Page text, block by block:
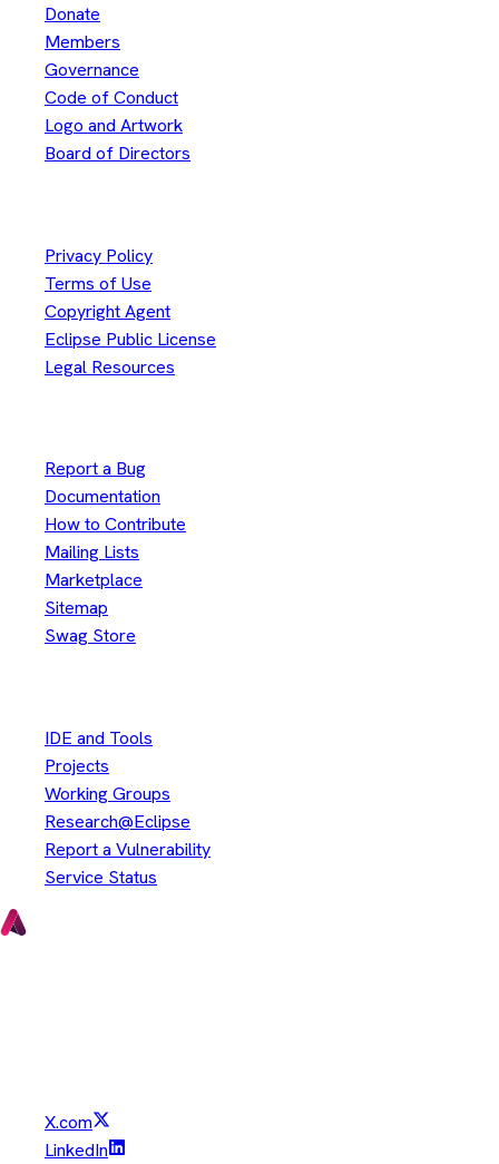
Donate
Members
Governance
Code of Conduct
Logo and Artwork
Board of Directors
Privacy Policy
Terms of Use
Copyright Agent
Eclipse Public License
Legal Resources
Report a Bug
Documentation
How to Contribute
Mailing Lists
Marketplace
Sitemap
Swag Store
IDE and Tools
Projects
Working Groups
Research@Eclipse
Report a Vulnerability
Service Status
X.com
LinkedIn